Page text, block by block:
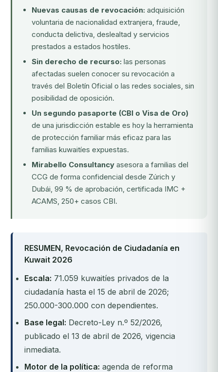
Nuevas causas de revocación: adquisición
voluntaria de nacionalidad extranjera, fraude,
conducta delictiva, deslealtad y servicios
prestados a estados hostiles.
Sin derecho de recurso: las personas
afectadas suelen conocer su revocación a
través del Boletín Oficial o las redes sociales, sin
posibilidad de oposición.
Un segundo pasaporte (CBI o Visa de Oro)
de una jurisdicción estable es hoy la herramienta
de protección familiar más eficaz para las
familias kuwaitíes expuestas.
Mirabello Consultancy asesora a familias del
CCG de forma confidencial desde Zúrich y
Dubái, 99 % de aprobación, certificada IMC +
ACAMS, 250+ casos CBI.
RESUMEN, Revocación de Ciudadanía en
Kuwait 2026
Escala: 71.059 kuwaitíes privados de la
ciudadanía hasta el 15 de abril de 2026;
250.000-300.000 con dependientes.
Base legal: Decreto-Ley n.º 52/2026,
publicado el 13 de abril de 2026, vigencia
inmediata.
Motor de la política: agenda de reforma